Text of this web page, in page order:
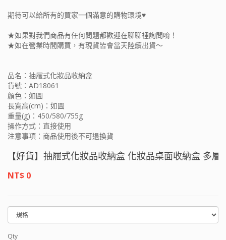
期待可以給所有的買家一個滿意的購物環境♥
★如果對我們商品有任何問題都歡迎在聊聊裡詢問唷！
★如在營業時間購買，有現貨皆會當天陸續出貨～
品名：抽屜式化妝品收納盒
貨號：AD18061
顏色：如圖
長寬高(cm)：如圖
重量(g)：450/580/755g
操作方式：直接使用
注意事項：商品使用後不可退換貨
好貨】抽屜式化妝品收納盒 化妝品桌面收納盒 多層抽
NT$ 0
Qty